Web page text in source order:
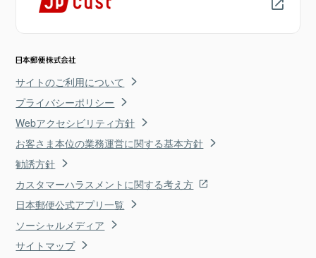
サイトのご利用について
プライバシーポリシー
Webアクセシビリティ方針
お客さま本位の業務運営に関する基本方針
勧誘方針
カスタマーハラスメントに関する考え方
日本郵便公式アプリ一覧
ソーシャルメディア
サイトマップ